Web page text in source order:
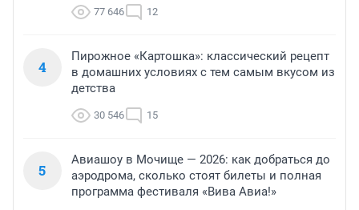
77 646 12
4
Пирожное «Картошка»: классический рецепт
в домашних условиях с тем самым вкусом из
детства
30 546 15
5
Авиашоу в Мочище — 2026: как добраться до
аэродрома, сколько стоят билеты и полная
программа фестиваля «Вива Авиа!»